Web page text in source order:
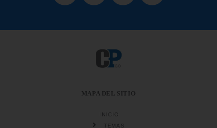
MAPA DEL SITIO
INICIO
TEMAS